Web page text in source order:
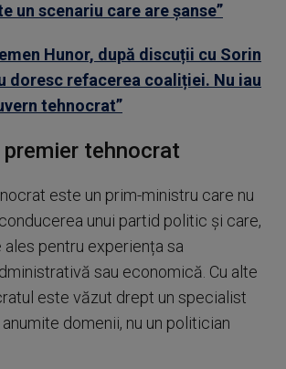
un scenariu care are şanse”
Hunor, după discuții cu Sorin
doresc refacerea coaliției. Nu iau
tehnocrat”
premier tehnocrat
este un prim-ministru care nu
unui partid politic și care,
ales pentru experiența sa
sau economică. Cu alte
este văzut drept un specialist
domenii, nu un politician